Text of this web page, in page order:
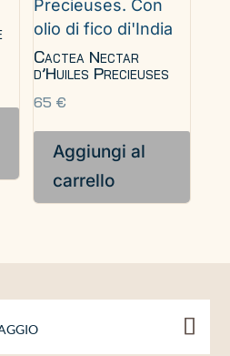
Cactea Nectar
d’Huiles Precieuses
65 €
Aggiungi al
carrello